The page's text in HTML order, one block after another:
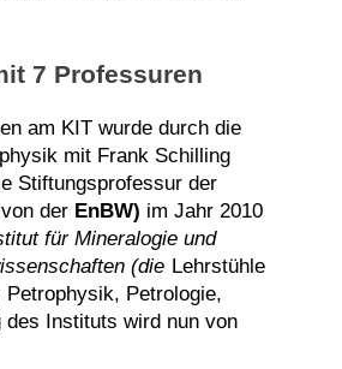
7 Professuren
am KIT wurde durch die
mit Frank Schilling
Stiftungsprofessur der
von der EnBW) im Jahr 2010
für Mineralogie und
(die Lehrstühle
Petrologie,
des Instituts wird nun von